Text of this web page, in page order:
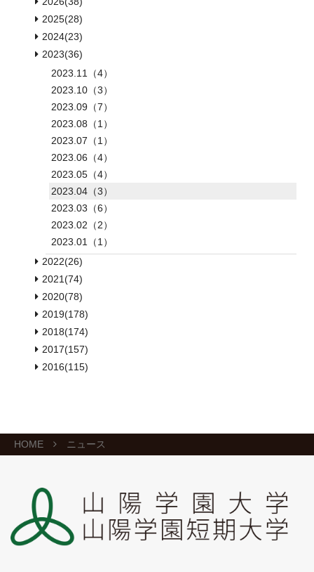
2025(28)
2024(23)
2023(36)
2023.11（4）
2023.10（3）
2023.09（7）
2023.08（1）
2023.07（1）
2023.06（4）
2023.05（4）
2023.04（3）
2023.03（6）
2023.02（2）
2023.01（1）
2022(26)
2021(74)
2020(78)
2019(178)
2018(174)
2017(157)
2016(115)
HOME ニュース